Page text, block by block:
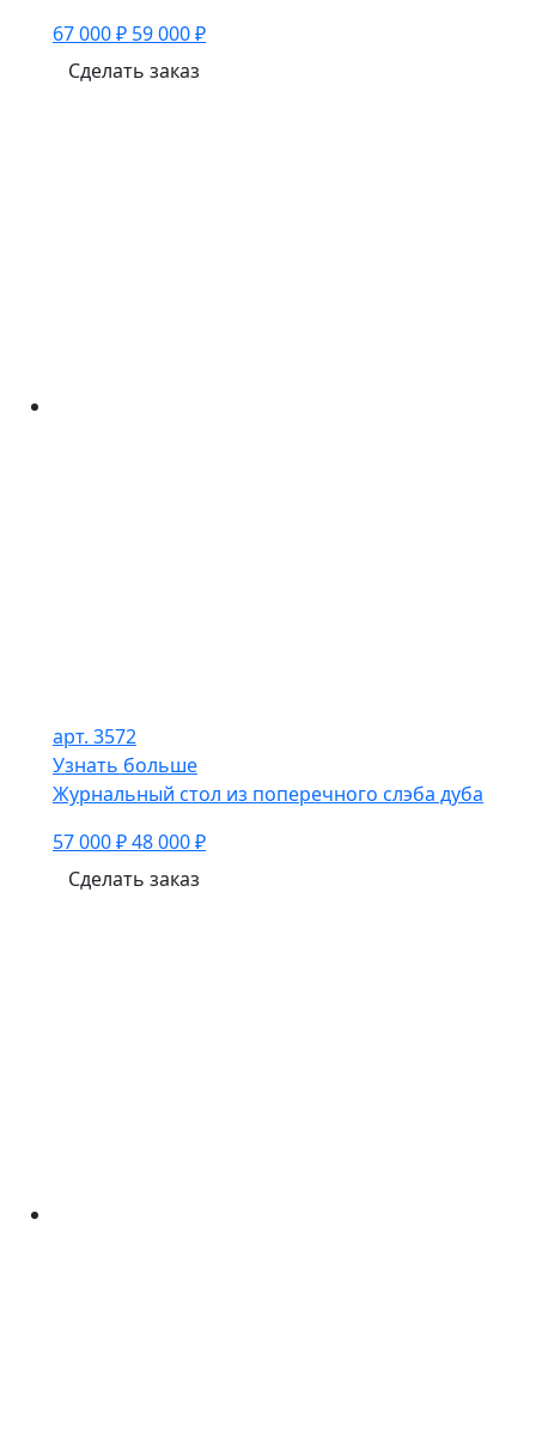
67 000 ₽ 59 000 ₽
Сделать заказ
арт. 3572
Узнать больше
Журнальный стол из поперечного слэба дуба
57 000 ₽48 000 ₽
Сделать заказ